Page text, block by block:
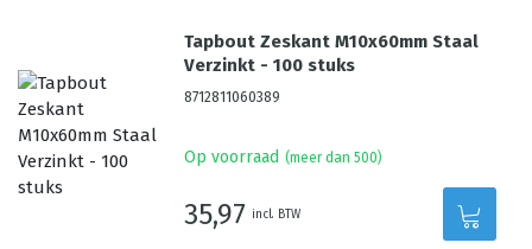
Tapbout Zeskant M10x60mm Staal
Verzinkt - 100 stuks
8712811060389
Op voorraad (meer dan 500)
35,97 incl. BTW